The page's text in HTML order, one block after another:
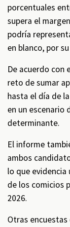
porcentuales
supera el
podría
en blanco, por
De acuerdo con
reto de sumar
hasta el día de
en un escenario
determinante.
El informe
ambos
lo que evidencia
de los comicios
2026.
Otras